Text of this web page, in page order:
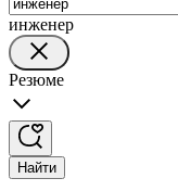
инженер
Резюме
Найти